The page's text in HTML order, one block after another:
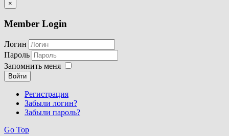
×
Member Login
Логин
Пароль
Запомнить меня
Войти
Регистрация
Забыли логин?
Забыли пароль?
Go Top